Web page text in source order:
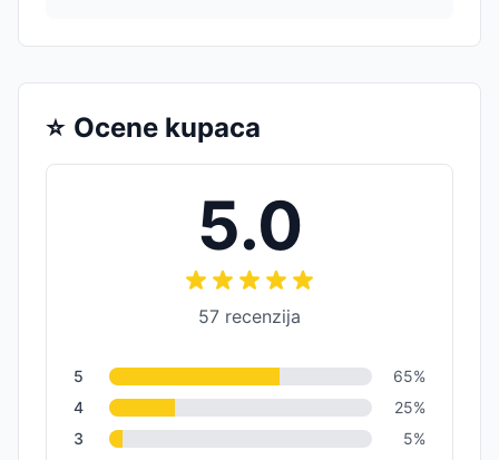
⭐ Ocene kupaca
5.0
57 recenzija
5 65%
4
25%
3
5%